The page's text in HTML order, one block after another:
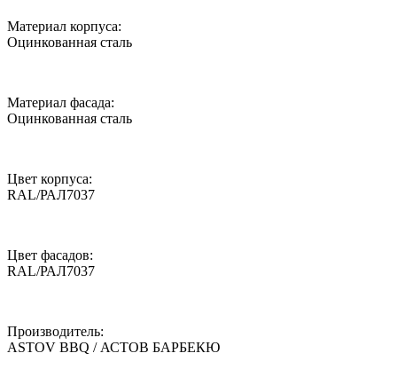
Материал корпуса:
Оцинкованная сталь
Материал фасада:
Оцинкованная сталь
Цвет корпуса:
RAL/РАЛ7037
Цвет фасадов:
RAL/РАЛ7037
Производитель:
ASTOV BBQ / АСТОВ БАРБЕКЮ